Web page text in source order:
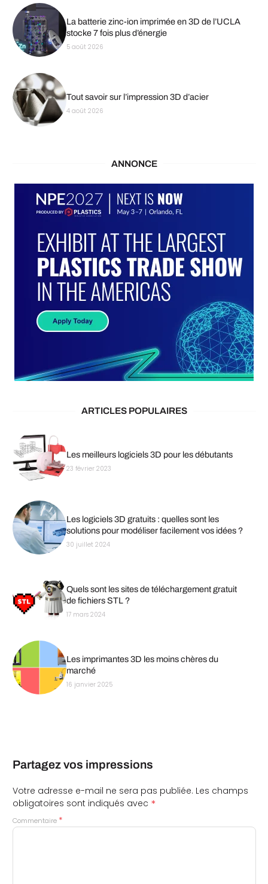
La batterie zinc-ion imprimée en 3D de l’UCLA
stocke 7 fois plus d’énergie
5 août 2026
Tout savoir sur l’impression 3D d’acier
4 août 2026
ANNONCE
ARTICLES POPULAIRES
Les meilleurs logiciels 3D pour les débutants
23 février 2023
Les logiciels 3D gratuits : quelles sont les
solutions pour modéliser facilement vos idées ?
30 juillet 2024
Quels sont les sites de téléchargement gratuit
de fichiers STL ?
17 mars 2024
Les imprimantes 3D les moins chères du
marché
16 janvier 2025
Partagez vos impressions
Votre adresse e-mail ne sera pas publiée. Les champs
obligatoires sont indiqués avec *
Commentaire *